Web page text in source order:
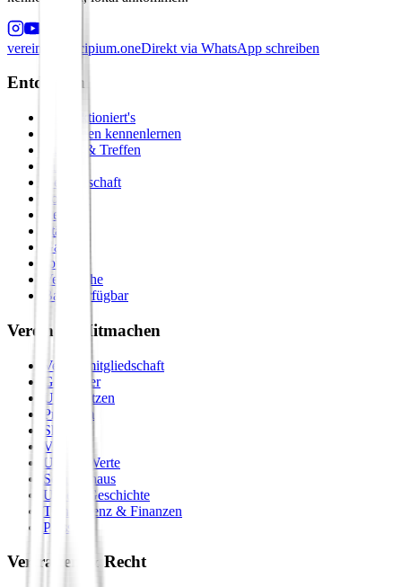
verein@principium.oneDirekt via WhatsApp schreiben
Entdecken
So funktioniert's
Menschen kennenlernen
Events & Treffen
Gemeinschaft
Formate
Retreats
Städte
Galerie
Journal
Vergleiche
Bald verfügbar
Verein & Mitmachen
Vereinsmitgliedschaft
Gastgeber
Unterstützen
Premium
Shop
Vision
Unsere Werte
Seminarhaus
Unsere Geschichte
Transparenz & Finanzen
Presse
Vertrauen & Recht